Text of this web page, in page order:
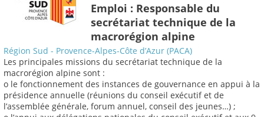
Emploi : Responsable du
secrétariat technique de la
macrorégion alpine
Région Sud - Provence-Alpes-Côte d’Azur (PACA)
Les principales missions du secrétariat technique de la
macrorégion alpine sont :
o le fonctionnement des instances de gouvernance en appui à la
présidence annuelle (réunions du conseil exécutif et de
l’assemblée générale, forum annuel, conseil des jeunes…) ;